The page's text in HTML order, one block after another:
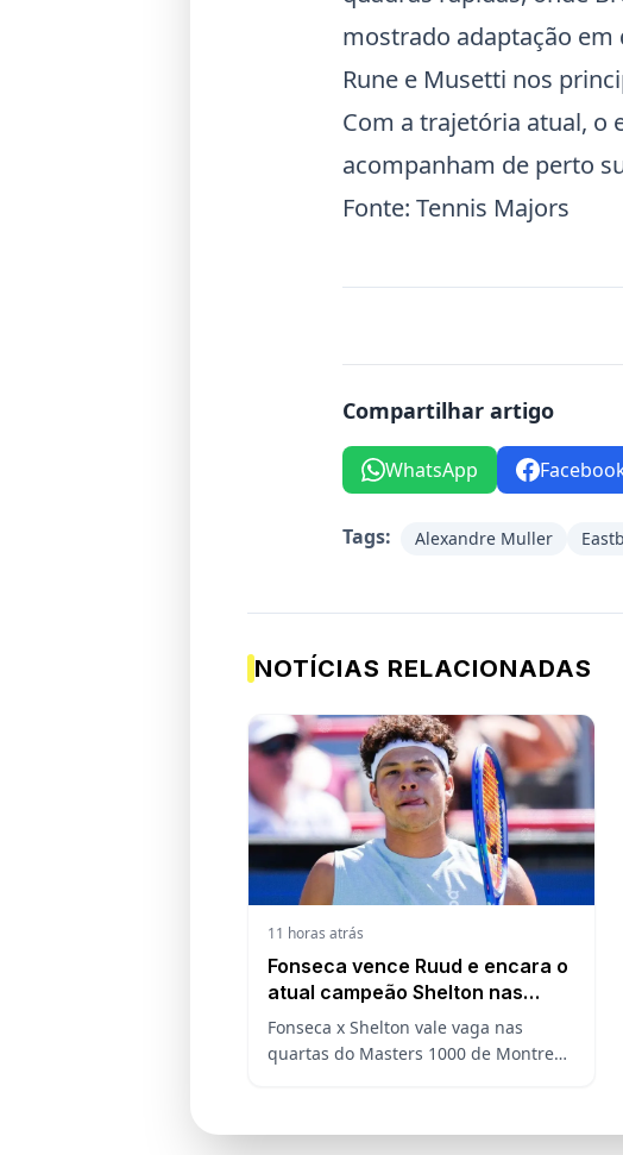
mostrado adaptação
Rune e Musetti nos
Com a trajetória atual, o
acompanham de perto
Fonte: Tennis Majors
Compartilhar artigo
WhatsApp
Tags: Alexandre Muller
NOTÍCIAS RELACIONADAS
11 horas atrás
Fonseca vence Ruud e encara o
atual campeão Shelton nas
oitavas do Masters 1000 de
Montreal
Fonseca x Shelton vale vaga nas
quartas do Masters 1000 de Montreal:
horário e onde assistir.